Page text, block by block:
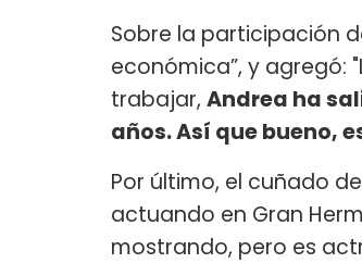
Sobre la participación
económica”, y agregó:
trabajar, Andrea ha
años. Así que bueno,
Por último, el cuñado de
actuando en Gran
mostrando, pero es